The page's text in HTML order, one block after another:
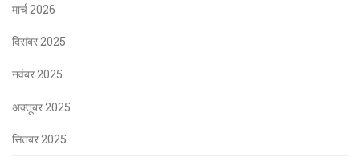
मार्च 2026
दिसंबर 2025
नवंबर 2025
अक्तूबर 2025
सितंबर 2025